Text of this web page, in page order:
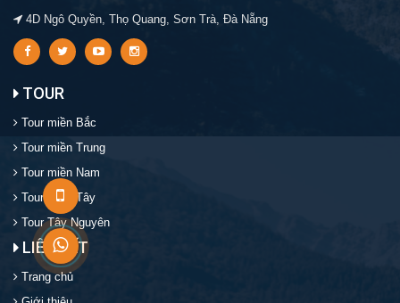
4D Ngô Quyền, Thọ Quang, Sơn Trà, Đà Nẵng
TOUR
Tour miền Bắc
Tour miền Trung
Tour miền Nam
Tour miền Tây
Tour Tây Nguyên
LIÊN KẾT
Trang chủ